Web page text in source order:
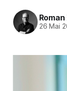
26 Mai